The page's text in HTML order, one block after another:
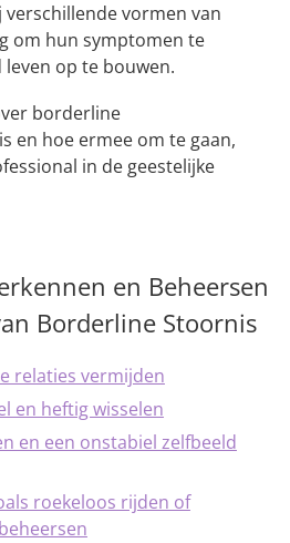
vormen van
om hun symptomen te
op te bouwen.
borderline
en hoe ermee om te gaan,
in de geestelijke
en Beheersen
Borderline Stoornis
relaties vermijden
en heftig wisselen
en een onstabiel zelfbeeld
roekeloos rijden of